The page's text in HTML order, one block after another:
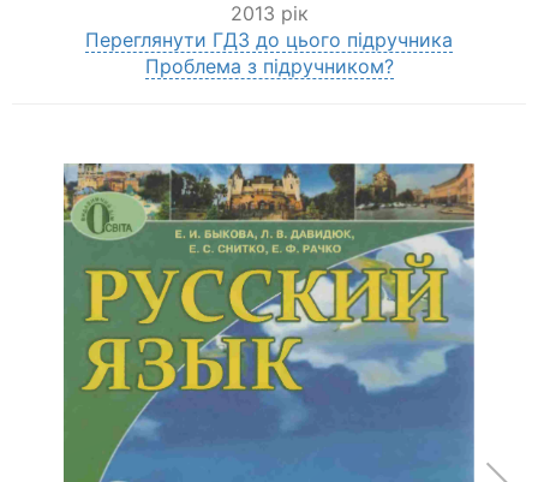
2013 рік
Переглянути ГДЗ до цього підручника
Проблема з підручником?